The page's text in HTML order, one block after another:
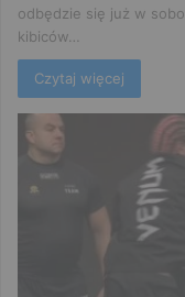
odbędzie się już w
kibiców…
Czytaj więcej